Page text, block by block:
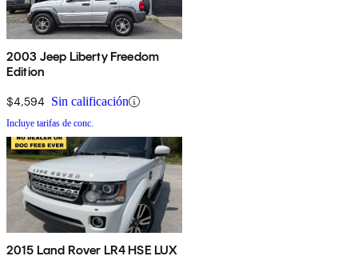
2003 Jeep Liberty Freedom
Edition
$4,594 Sin calificación
Incluye tarifas de conc.
2015 Land Rover LR4 HSE LUX